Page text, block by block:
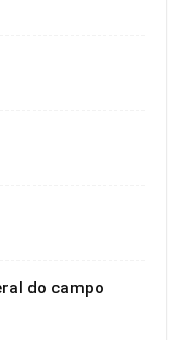
do campo